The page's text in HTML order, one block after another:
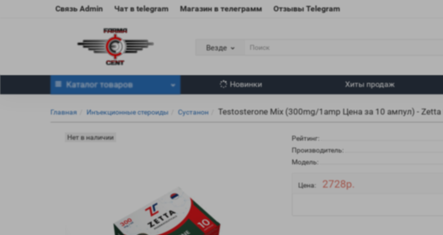
Связь Admin Чат в telegram Магазин в телеграмм Отзывы Telegram
Везде
Каталог товаров Новинки Хиты продаж
Главная Инъекционные стероиды Сустанон Testosterone Mix (300mg/1amp Цена за 10 ампул) -
Нет в наличии Рейтинг:
Производитель:
Модель:
Цена: 2728р.